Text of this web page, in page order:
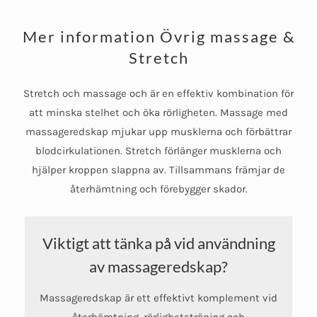
Mer information Övrig massage &
Stretch
Stretch och massage och är en effektiv kombination för
att minska stelhet och öka rörligheten. Massage med
massageredskap mjukar upp musklerna och förbättrar
blodcirkulationen. Stretch förlänger musklerna och
hjälper kroppen slappna av. Tillsammans främjar de
återhämtning och förebygger skador.
Viktigt att tänka på vid användning
av massageredskap?
Massageredskap är ett effektivt komplement vid